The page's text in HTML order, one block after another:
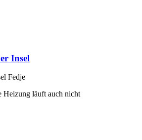
Insel
Fedje
Heizung läuft auch nicht